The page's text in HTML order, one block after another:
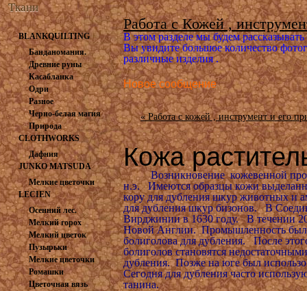
Ткани
BLANKQUILTING
Банданомания.
Древние руны
Касабланка
Одри
Разное
Черно-белая магия
Природа
CLOTHWORKS
Дафния
JUNKO MATSUDA
Мелкие цветочки
LECIEN
Осенний лес.
Мелкий горох
Мелкий цветок
Пузырьки
Мелкие цветочки
Ромашки
Цветочная вязь
Работа с Кожей ,
В этом разделе мы будем
Вы увидите большое количество
различные изделия .
Новое сообщение
« Работа с кожей , инструмент и его
Кожа
Возникновение кожевенной
н.э. Имеются образцы кожи
кору для дубления шкур животных и
для дубления шкур бизонов. В
Вирджинии в 1630 году. В течении 20
Новой Англии. Промышленность была
болиголова для дубления. После
болиголов становятся
дубления. Позже на юге был
Сегодня для дубления часто
танина.